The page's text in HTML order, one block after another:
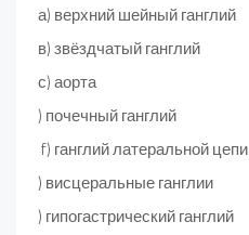
а) верхний шейный ганглий
в) звёздчатый ганглий
с) аорта
) почечный ганглий
f) ганглий латеральной цепи
) висцеральные ганглии
) гипогастрический ганглий